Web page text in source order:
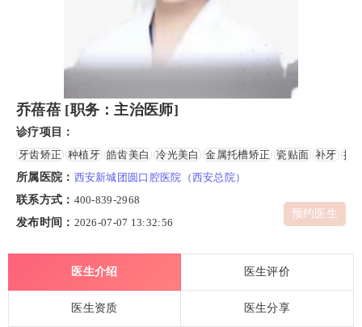
乔蓓蓓 [职务：主治医师]
诊疗项目：
牙齿矫正 种植牙 皓齿美白 冷光美白 金属托槽矫正 瓷贴面 补牙 拔
所属医院： 西安新城团圆口腔医院（西安总院）
联系方式： 400-839-2968
发布时间： 2026-07-07 13:32:56
预约医生
医生介绍 医生评价
医生资质 医生分享